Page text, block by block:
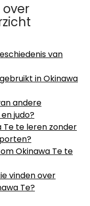
van
in Okinawa
andere
judo?
Te te leren zonder
Okinawa Te te
vinden over
Te?